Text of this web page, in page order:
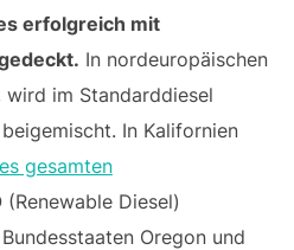
erfolgreich mit
In nordeuropäischen
wird im Standarddiesel
In Kalifornien
gesamten
Diesel)
Oregon und